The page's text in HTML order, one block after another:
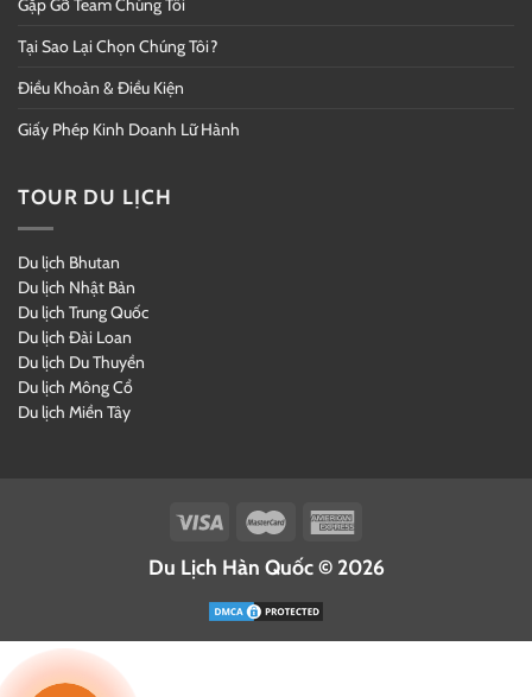
Gặp Gỡ Team Chúng Tôi
Tại Sao Lại Chọn Chúng Tôi?
Điều Khoản & Điều Kiện
Giấy Phép Kinh Doanh Lữ Hành
TOUR DU LỊCH
Du lịch Bhutan
Du lịch Nhật Bản
Du lịch Trung Quốc
Du lịch Đài Loan
Du lịch Du Thuyền
Du lịch Mông Cổ
Du lịch Miền Tây
Du Lịch Hàn Quốc © 2026